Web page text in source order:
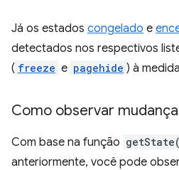
Já os estados congelado e
detectados nos respectivos
( freeze e pagehide ) à
Como observar
Com base na função
anteriormente, você pode